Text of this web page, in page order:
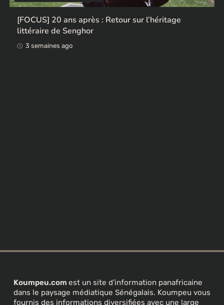
À LA UNE CULTURE
Ces ex-colonisateurs européens qui rendent des
œuvres africaines pillées
Koumpeu.com est un site d’information panafricaine
dans le paysage médiatique Sénégalais. Koumpeu vous
fournis des informations diversifiées avec une large